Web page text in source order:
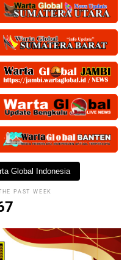
Global Indonesia
PAST WEEK